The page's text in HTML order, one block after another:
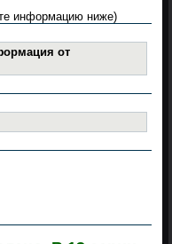
информацию ниже)
от